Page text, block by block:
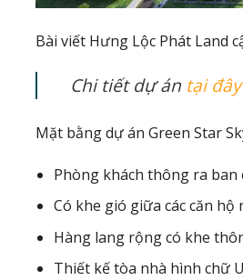
Bài viết Hưng Lộc Phát Land
Chi tiết dự án tại đây
Mặt bằng dự án Green Star
Phòng khách thông ra
Có khe gió giữa các căn hộ
Hàng lang rộng có khe
Thiết kế tòa nhà hình chữ